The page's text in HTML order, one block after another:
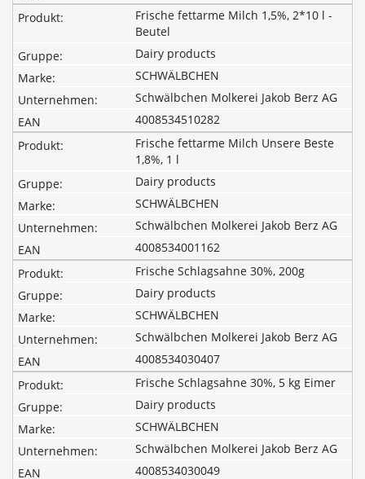
Frische fettarme Milch 1,5%, 2*10 l -
Beutel
Dairy products
SCHWÄLBCHEN
Schwälbchen Molkerei Jakob Berz AG
4008534510282
Frische fettarme Milch Unsere Beste
1,8%, 1 l
Dairy products
SCHWÄLBCHEN
Schwälbchen Molkerei Jakob Berz AG
4008534001162
Frische Schlagsahne 30%, 200g
Dairy products
SCHWÄLBCHEN
Schwälbchen Molkerei Jakob Berz AG
4008534030407
Frische Schlagsahne 30%, 5 kg Eimer
Dairy products
SCHWÄLBCHEN
Schwälbchen Molkerei Jakob Berz AG
4008534030049